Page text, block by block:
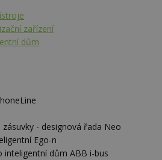
zařízení
dům
- designová řada Neo
Ego-n
inteligentní dům ABB i-bus